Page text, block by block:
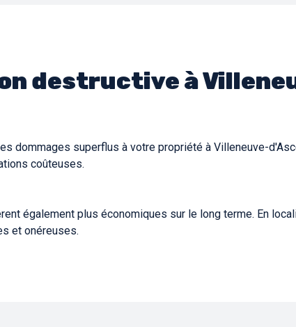
destructive à
dommages superflus à votre propriété à Villeneuve-
coûteuses.
également plus économiques sur le long terme. En
et onéreuses.